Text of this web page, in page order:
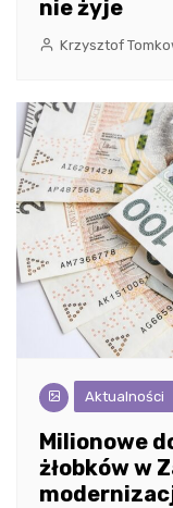
nie żyje
Krzysztof
Aktualności
Milionowe
żłobków w